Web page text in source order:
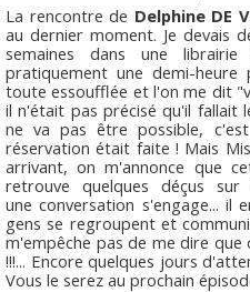
La rencontre de Delphine DE
au dernier moment. Je devais
semaines dans une
pratiquement une demi-
toute essoufflée et l'on me dit
il n'était pas précisé qu'il fallait
ne va pas être possible,
réservation était faite ! Mais
arrivant, on m'annonce que
retrouve quelques déçus
une conversation s'engage... il
gens se regroupent et
m'empêche pas de me dire
!!!... Encore quelques jours
Vous le serez au prochain